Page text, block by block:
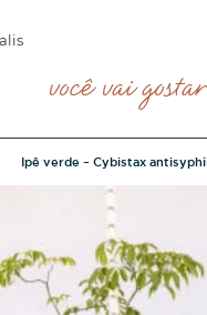
você vai gostar
Ipê verde – Cybistax